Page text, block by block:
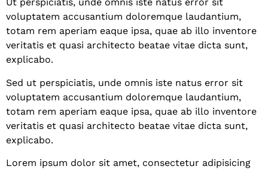
voluptatem accusantium doloremque laudantium,
totam rem aperiam eaque ipsa, quae ab illo inventore
veritatis et quasi architecto beatae vitae dicta sunt,
explicabo.
Sed ut perspiciatis, unde omnis iste natus error sit
voluptatem accusantium doloremque laudantium,
totam rem aperiam eaque ipsa, quae ab illo inventore
veritatis et quasi architecto beatae vitae dicta sunt,
explicabo.
Lorem ipsum dolor sit amet, consectetur adipisicing